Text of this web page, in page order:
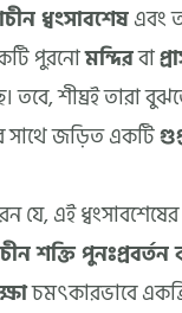
ধ্বংসাবশেষএবং
পুরনোমন্দিরবা
তবে, শীঘ্রই তারা
সাথে জড়িত একটি
যে, এই
শক্তি
চমৎকারভাবে